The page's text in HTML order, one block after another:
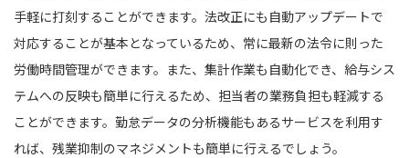
手軽に打刻することができます。法改正にも自動アップデートで
対応することが基本となっているため、常に最新の法令に則った
労働時間管理ができます。また、集計作業も自動化でき、給与シス
テムへの反映も簡単に行えるため、担当者の業務負担も軽減する
ことができます。勤怠データの分析機能もあるサービスを利用す
れば、残業抑制のマネジメントも簡単に行えるでしょう。